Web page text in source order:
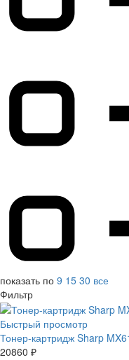
показать по 9 15 30 все
Фильтр
Быстрый просмотр
Тонер-картридж Sharp
20860 ₽